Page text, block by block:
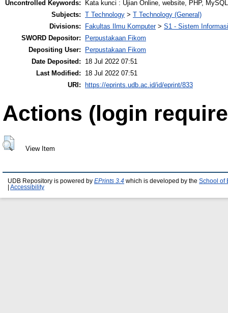
Uncontrolled Keywords:
Kata kunci : Ujian Online, website, PHP, MySQL
Subjects: T Technology > T Technology (General)
Divisions:
Fakultas Ilmu Komputer> S1 - Sistem Informasi
SWORD Depositor:
Perpustakaan Fikom
Depositing User:
Perpustakaan Fikom
Date Deposited:
18 Jul 2022 07:51
Last Modified:
18 Jul 2022 07:51
URI:
https://eprints.udb.ac.id/id/eprint/833
Actions (login
View Item
UDB Repository is powered by EPrints 3.4 which is developed by the School of
Accessibility